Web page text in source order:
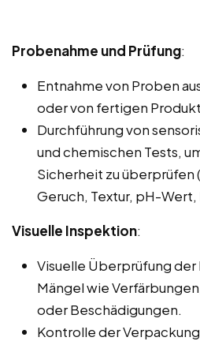
Probenahme und Prüfung:
Entnahme von Proben
oder von fertigen
Durchführung von
und chemischen Tests,
Sicherheit zu überprüfen
Geruch, Textur, pH-
Visuelle Inspektion:
Visuelle Überprüfung der
Mängel wie
oder Beschädigungen.
Kontrolle der